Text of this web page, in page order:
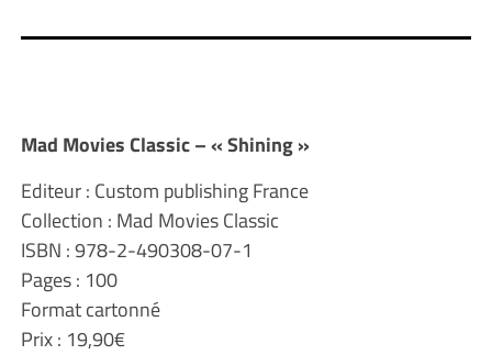
Mad Movies Classic – « Shining »
Editeur : Custom publishing France
Collection : Mad Movies Classic
ISBN : 978-2-490308-07-1
Pages : 100
Format cartonné
Prix : 19,90€